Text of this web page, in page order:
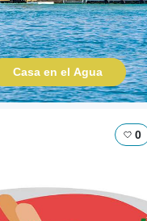
Casa en el Agua
0